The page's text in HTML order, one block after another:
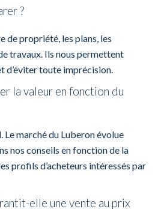
?
de propriété, les plans, les
travaux. Ils nous permettent
d’éviter toute imprécision.
la valeur en fonction du
Le marché du Luberon évolue
nos conseils en fonction de la
profils d’acheteurs intéressés par
elle une vente au prix